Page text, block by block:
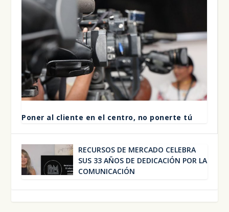
Poner al clien­te en el cen­tro, no poner­te tú
RECUR­SOS DE MER­CA­DO CELE­BRA
SUS 33 AÑOS DE DEDI­CA­CIÓN POR LA
COMU­NI­CA­CIÓN